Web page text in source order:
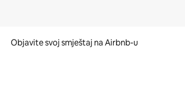
Objavite svoj smještaj na Airbnb-u